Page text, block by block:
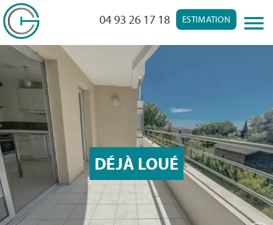
ESTIMATION
04 93 26 17 18
DÉJÀ LOUÉ